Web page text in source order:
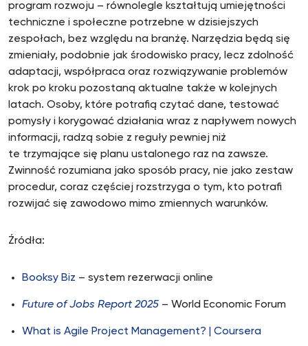
program rozwoju – równolegle kształtują umiejętności
techniczne i społeczne potrzebne w dzisiejszych
zespołach, bez względu na branżę. Narzędzia będą się
zmieniały, podobnie jak środowisko pracy, lecz zdolność
adaptacji, współpraca oraz rozwiązywanie problemów
krok po kroku pozostaną aktualne także w kolejnych
latach. Osoby, które potrafią czytać dane, testować
pomysły i korygować działania wraz z napływem nowych
informacji, radzą sobie z reguły pewniej niż
te trzymające się planu ustalonego raz na zawsze.
Zwinność rozumiana jako sposób pracy, nie jako zestaw
procedur, coraz częściej rozstrzyga o tym, kto potrafi
rozwijać się zawodowo mimo zmiennych warunków.
Źródła:
Booksy Biz – system rezerwacji online
Future of Jobs Report 2025 – World Economic Forum
What is Agile Project Management? | Coursera